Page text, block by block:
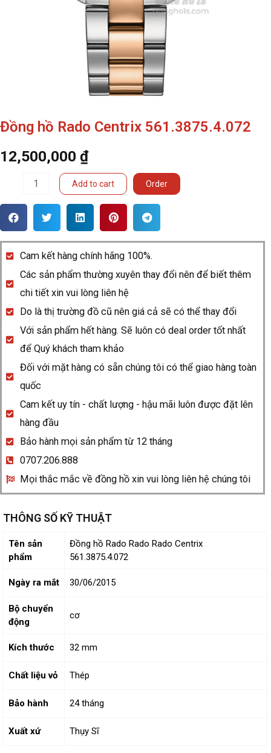
Đồng hồ Rado Centrix 561.3875.4.072
12,500,000 ₫
Rado
561.3875.4.072
quantity
Add to cart Order
Cam kết hàng chính hãng 100%.
Các sản phẩm thường xuyên thay đổi nên để biết thêm
chi tiết xin vui lòng liên hệ
Do là thị trường đồ cũ nên giá cả sẽ có thể thay đổi
Với sản phẩm hết hàng. Sẽ luôn có deal order tốt nhất
để Quý khách tham khảo
Đối với mặt hàng có sẵn chúng tôi có thể giao hàng toàn
quốc
Cam kết uy tín - chất lượng - hậu mãi luôn được đặt lên
hàng đầu
Bảo hành mọi sản phẩm từ 12 tháng
0707.206.888
Mọi thắc mắc về đồng hồ xin vui lòng liên hệ chúng tôi
THÔNG SỐ KỸ THUẬT
Tên sản
phẩm
Đồng hồ Rado Rado Rado Centrix
561.3875.4.072
Ngày ra mắt 30/06/2015
Bộ chuyển
động
cơ
Kích thước 32 mm
Chất liệu vỏ Thép
Bảo hành 24 tháng
Xuất xứ Thụy Sĩ